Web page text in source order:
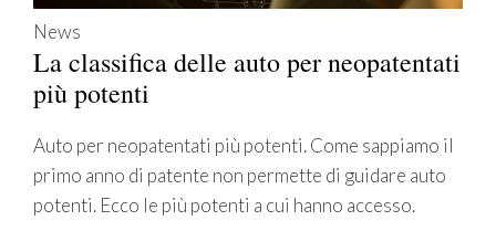
News
La classifica delle auto per neopatentati
più potenti
Auto per neopatentati più potenti. Come sappiamo il
primo anno di patente non permette di guidare auto
potenti. Ecco le più potenti a cui hanno accesso.